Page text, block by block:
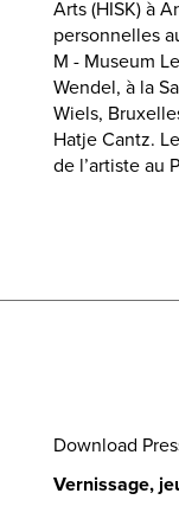
Arts (HISK) à
personnelles
M - Museum
Wendel, à la
Wiels,
Hatje Cantz.
de l’artiste au
Download
Vernissage,